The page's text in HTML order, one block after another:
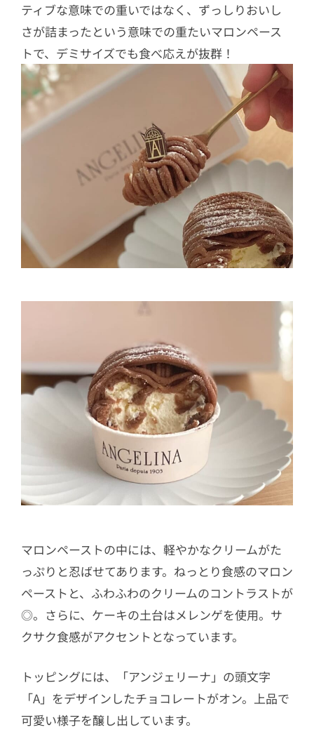
ティブな意味での重いではなく、ずっしりおいし
さが詰まったという意味での重たいマロンペース
トで、デミサイズでも食べ応えが抜群！
マロンペーストの中には、軽やかなクリームがた
っぷりと忍ばせてあります。ねっとり食感のマロン
ペーストと、ふわふわのクリームのコントラストが
◎。さらに、ケーキの土台はメレンゲを使用。サ
クサク食感がアクセントとなっています。
トッピングには、「アンジェリーナ」の頭文字
「A」をデザインしたチョコレートがオン。上品で
可愛い様子を醸し出しています。